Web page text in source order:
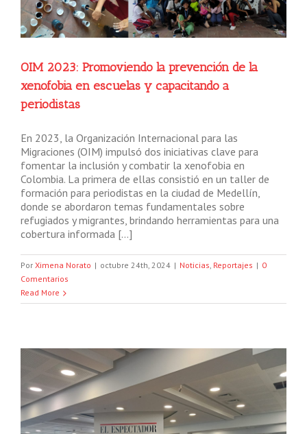
OIM 2023: Promoviendo la prevención de la
xenofobia en escuelas y capacitando a
periodistas
En 2023, la Organización Internacional para las
Migraciones (OIM) impulsó dos iniciativas clave para
fomentar la inclusión y combatir la xenofobia en
Colombia. La primera de ellas consistió en un taller de
formación para periodistas en la ciudad de Medellín,
donde se abordaron temas fundamentales sobre
refugiados y migrantes, brindando herramientas para una
cobertura informada […]
Por Ximena Norato | octubre 24th, 2024 | Noticias Reportajes | 0
Comentarios
Read More